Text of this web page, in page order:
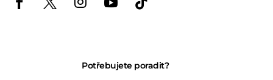
Potřebujete poradit?